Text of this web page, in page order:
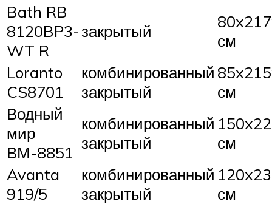
Bath RB
8120BP3-
WT R
закрытый
см
Loranto
CS8701
комбинированный
закрытый
см
Водный
мир
ВМ-8851
комбинированный
закрытый
см
Avanta
919/5
комбинированный
закрытый
см